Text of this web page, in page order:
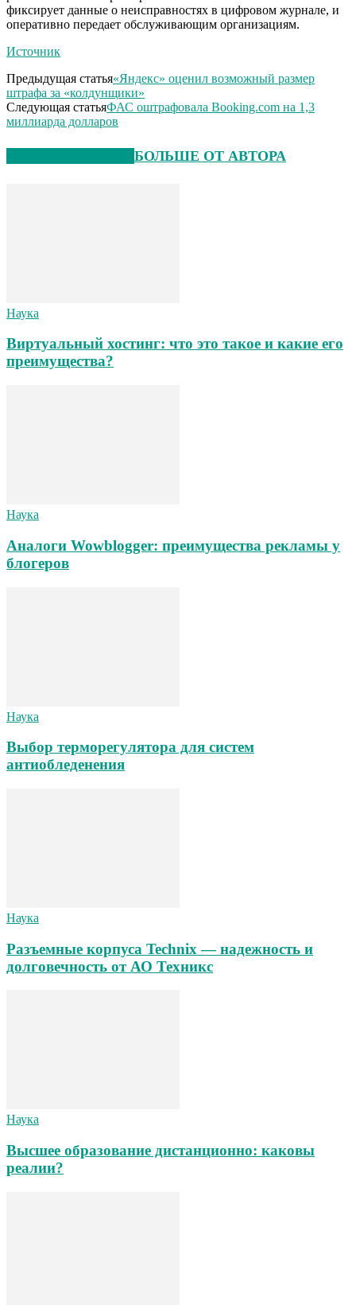
фиксирует данные о неисправностях в цифровом журнале, и
оперативно передает обслуживающим организациям.
Источник
Предыдущая статья«Яндекс» оценил возможный размер
штрафа за «колдунщики»
Следующая статьяФАС оштрафовала Booking.com на 1,3
миллиарда долларов
БОЛЬШЕ ОТ АВТОРА
Наука
Виртуальный хостинг: что это такое и какие его
преимущества?
Наука
Аналоги Wowblogger: преимущества рекламы у
блогеров
Наука
Выбор терморегулятора для систем
антиобледенения
Наука
Разъемные корпуса Technix — надежность и
долговечность от АО Техникс
Наука
Высшее образование дистанционно: каковы
реалии?